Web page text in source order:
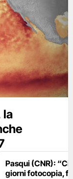
la
Pasqui (CNR):
giorni fotocopia,